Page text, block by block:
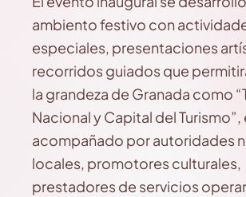
ambiento festivo con
especiales, presentaciones
recorridos guiados que
la grandeza de Granada como
Nacional y Capital del
acompañado por autoridades
locales, promotores culturales,
prestadores de servicios